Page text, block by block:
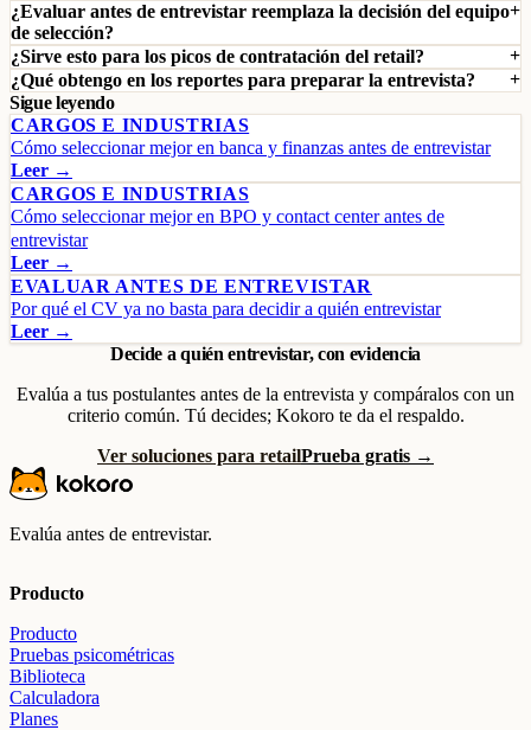
¿Evaluar antes de entrevistar reemplaza la decisión del equipo
de selección?
¿Sirve esto para los picos de contratación del retail?
¿Qué obtengo en los reportes para preparar la entrevista?
Sigue leyendo
CARGOS E INDUSTRIAS
Cómo seleccionar mejor en banca y finanzas antes de entrevistar
Leer →
CARGOS E INDUSTRIAS
Cómo seleccionar mejor en BPO y contact center antes de
entrevistar
Leer →
EVALUAR ANTES DE ENTREVISTAR
Por qué el CV ya no basta para decidir a quién entrevistar
Leer →
Decide a quién entrevistar, con evidencia
Evalúa a tus postulantes antes de la entrevista y compáralos con un
criterio común. Tú decides; Kokoro te da el respaldo.
Ver soluciones para retailPrueba gratis →
Evalúa antes de entrevistar.
Producto
Producto
Pruebas psicométricas
Biblioteca
Calculadora
Planes